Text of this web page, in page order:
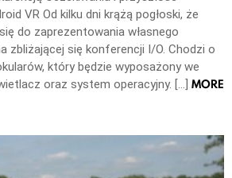
VR Od kilku dni krążą pogłoski, że
do zaprezentowania własnego
zbliżającej się konferencji I/O. Chodzi o
który będzie wyposażony we
oraz system operacyjny. […] MORE